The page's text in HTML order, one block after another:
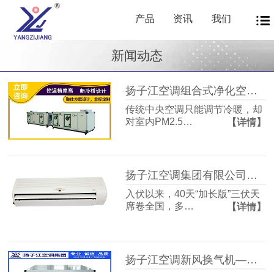
产品 资讯 我们
新闻动态
扬子江空调组合式净化空调箱风机盘管中央新风系统——让每一次呼吸都成为健康投资
传统中央空调只能调节冷暖，却
对室内PM2.5…
【详情】
扬子江空调集团有限公司商用暖通源头厂家，40年匠心护航从容度伏
入伏以来，40天“加长版”三伏天
席卷全国，多…
【详情】
扬子江空调新风换气机——告别室内空气闷浊，畅享洁净富氧新生活